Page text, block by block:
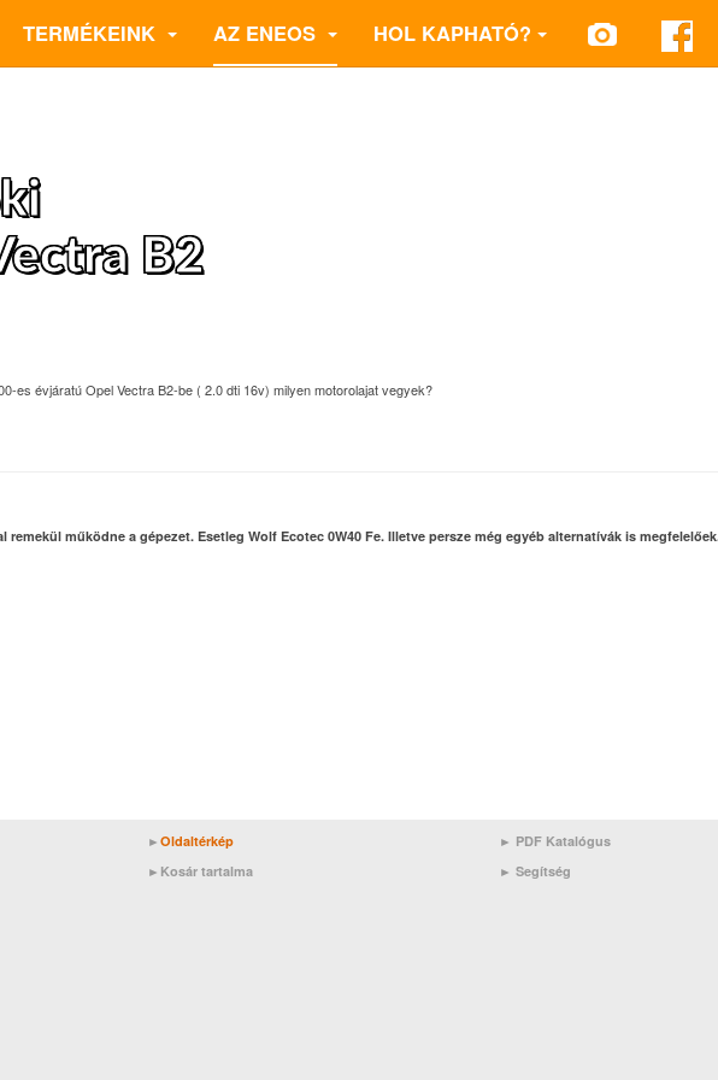
TERMÉKEINK AZ ENEOS HOL KAPHATÓ?
B2
es évjáratú Opel Vectra B2-be ( 2.0 dti 16v) milyen motorolajat vegyek?
remekül működne a gépezet. Esetleg Wolf Ecotec 0W40 Fe. Illetve persze még egyéb alternatívák is
► Oldaltérkép
► Kosár tartalma
► PDF Katalógus
► Segítség